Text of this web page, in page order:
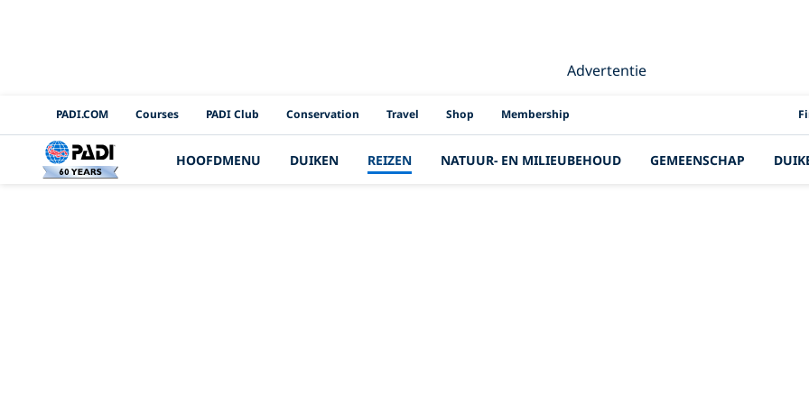
Advertentie
PADI Channels
PADI.COM Courses PADI Club Conservation Travel Shop Membership
HOOFDMENU DUIKEN REIZEN NATUUR- EN MILIEUBEHOUD GEMEENSCHAP